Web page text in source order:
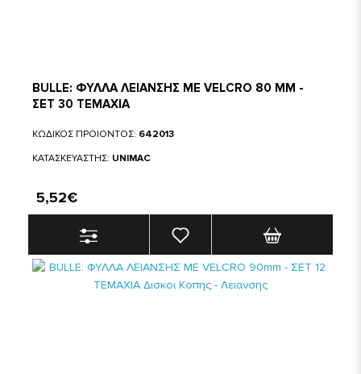
BULLE: ΦΥΛΛΑ ΛΕΙΑΝΣΗΣ ΜΕ VELCRO 80 MM -
ΣΕΤ 30 ΤΕΜΑΧΙΑ
ΚΩΔΙΚΟΣ ΠΡΟΙΟΝΤΟΣ: 642013
ΚΑΤΑΣΚΕΥΑΣΤΗΣ: UNIMAC
5,52€